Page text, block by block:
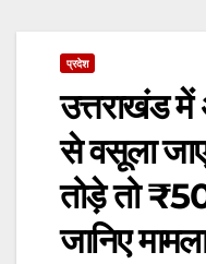
प्रदेश
उत्तराखंड
से वसूला
तोड़े तो
जानिए